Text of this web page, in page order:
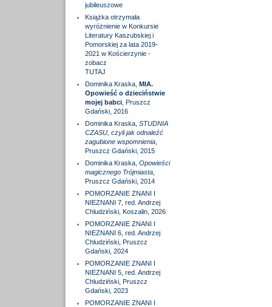
jubileuszowe
Książka otrzymała
wyróżnienie w Konkursie
Literatury Kaszubskiej i
Pomorskiej za lata 2019-
2021 w Kościerzynie -
zobacz
TUTAJ
Dominika Kraska, MIA.
Opowieść o dzieciństwie
mojej babci, Pruszcz
Gdański, 2016
Dominika Kraska, STUDNIA
CZASU, czyli jak odnaleźć
zagubione wspomnienia,
Pruszcz Gdański, 2015
Dominika Kraska, Opowieści
magicznego Trójmiasta,
Pruszcz Gdański, 2014
POMORZANIE ZNANI I
NIEZNANI 7, red. Andrzej
Chludziński, Koszalin, 2026
POMORZANIE ZNANI I
NIEZNANI 6, red. Andrzej
Chludziński, Pruszcz
Gdański, 2024
POMORZANIE ZNANI I
NIEZNANI 5, red. Andrzej
Chludziński, Pruszcz
Gdański, 2023
POMORZANIE ZNANI I